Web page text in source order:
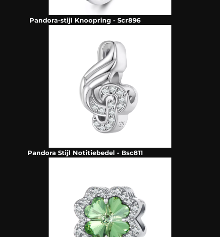
Pandora-stijl Knoopring - Scr896
Pandora Stijl Notitiebedel - Bsc811